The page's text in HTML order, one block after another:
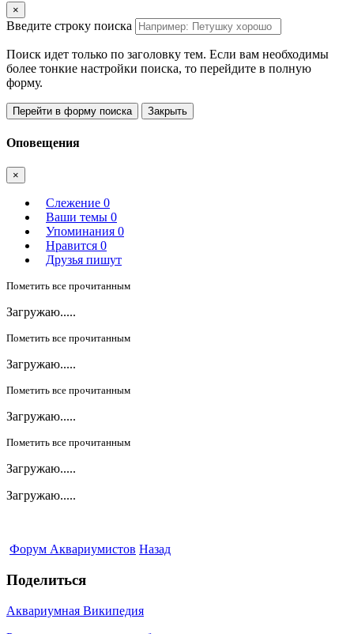
×
Введите строку поиска
Поиск идет только по заголовку тем. Если вам необходимы
более тонкие настройки поиска, то перейдите в полную
форму.
Перейти в форму поиска Закрыть
Оповещения
×
Слежение 0
Ваши темы 0
Упоминания 0
Нравится 0
Друзья пишут
Пометить все прочитанным
Загружаю.....
Пометить все прочитанным
Загружаю.....
Пометить все прочитанным
Загружаю.....
Пометить все прочитанным
Загружаю.....
Загружаю.....
Форум Аквариумистов Назад
Поделиться
Аквариумная Википедия